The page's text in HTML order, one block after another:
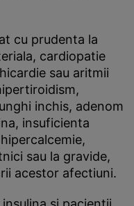
cu prudenta la
cardiopatie
sau aritmii
inchis, adenom
insuficienta
sau la gravide,
acestor afectiuni.